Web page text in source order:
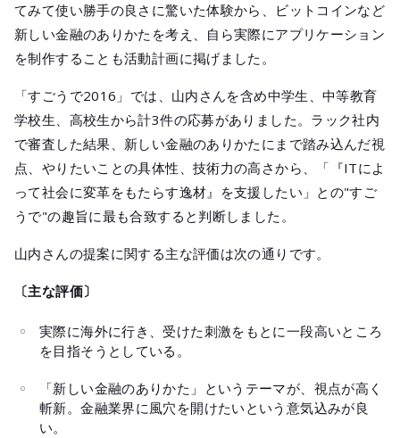
てみて使い勝手の良さに驚いた体験から、ビットコインなど
新しい金融のありかたを考え、自ら実際にアプリケーション
を制作することも活動計画に掲げました。
「すごうで2016」では、山内さんを含め中学生、中等教育
学校生、高校生から計3件の応募がありました。ラック社内
で審査した結果、新しい金融のありかたにまで踏み込んだ視
点、やりたいことの具体性、技術力の高さから、「『ITによ
って社会に変革をもたらす逸材』を支援したい」との"すご
うで"の趣旨に最も合致すると判断しました。
山内さんの提案に関する主な評価は次の通りです。
〔主な評価〕
実際に海外に行き、受けた刺激をもとに一段高いところ
を目指そうとしている。
「新しい金融のありかた」というテーマが、視点が高く
斬新。金融業界に風穴を開けたいという意気込みが良
い。